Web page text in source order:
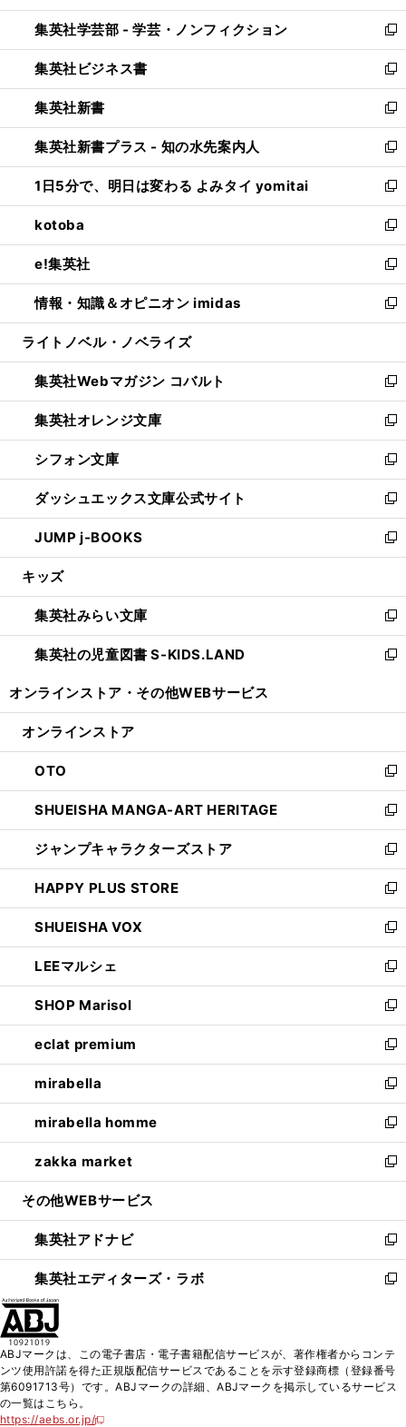
開
く
ウ
で
開
く
ン
ド
ウ
で
開
く
ウ
ィ
ン
ド
ウ
で
開
く
集英社学芸部 - 学芸・ノンフィクション
新
し
い
ウ
ィ
ン
ド
ウ
で
開
く
集英社ビジネス書
新
し
い
ウ
ィ
ン
ド
ウ
で
開
く
集英社新書
新
し
い
ウ
ィ
ン
ド
ウ
で
開
く
集英社新書プラス - 知の水先案内人
新
し
い
ウ
ィ
ン
ド
ウ
で
開
1日5分で、明日は変わる よみタイ yomitai
新
し
い
ウ
ィ
ン
ド
ウ
開
く
kotoba
新
し
い
ウ
ィ
ン
ウ
で
開
く
e!集英社
新
し
い
ウ
ン
ド
ウ
で
開
く
情報・知識＆オピニオン imidas
新
し
ウ
ィ
ン
ド
ウ
で
開
く
ライトノベル・ノベライズ
集英社Webマガジン コバルト
新
し
い
ウ
ィ
ン
ド
ウ
で
開
集英社オレンジ文庫
新
し
い
ウ
ィ
ン
ド
ウ
開
く
シフォン文庫
新
し
い
ウ
ィ
ン
ウ
で
開
く
ダッシュエックス文庫公式サイト
新
し
い
ウ
ン
ド
ウ
で
JUMP j-BOOKS
新
し
ウ
ィ
ン
ド
開
キッズ
集英社みらい文庫
新
し
い
ン
ウ
で
開
く
集英社の児童図書 S-KIDS.LAND
新
ウ
ン
ド
ウ
で
開
く
オンラインストア・ その他WEBサービス
オンラインストア
OTO
新
し
い
ウ
ィ
ン
ド
ウ
で
開
く
SHUEISHA MANGA-ART HERITAGE
新
し
い
ウ
ィ
ン
ド
ウ
で
開
く
ジャンプキャラクターズストア
新
し
い
ウ
ィ
ン
ド
ウ
で
開
く
HAPPY PLUS STORE
新
し
い
ウ
ィ
ン
ド
ウ
で
開
く
SHUEISHA VOX
新
し
い
ウ
ィ
ン
ド
ウ
で
開
く
LEEマルシェ
新
し
い
ウ
ィ
ン
ド
ウ
で
開
く
SHOP Marisol
新
し
い
ウ
ィ
ン
ド
ウ
で
開
eclat premium
新
し
い
ウ
ィ
ン
ド
ウ
開
く
mirabella
新
し
い
ウ
ィ
ン
ウ
で
開
く
mirabella homme
新
し
い
ウ
ン
ド
ウ
で
zakka market
新
し
ウ
ィ
ン
ド
く
その他WEBサービス
集英社アドナビ
新
し
い
ド
ウ
で
集英社エディターズ・ラボ
新
ィ
ン
ド
ABJマークは、この電子書店・電子書籍配信サービスが、著作権者からコンテ
ンツ使用許諾を得た正規版配信サービスであることを示す登録商標（登録番号
第6091713号）です。ABJマークの詳細、ABJマークを掲示しているサービス
の一覧はこちら。
https://aebs.or.jp/
新